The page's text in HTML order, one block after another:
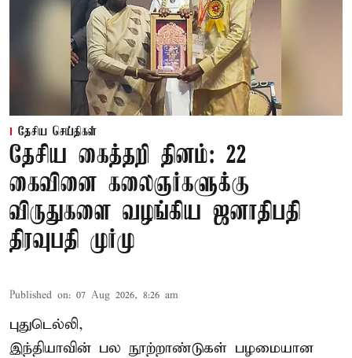
தேசிய செய்திகள்
தேசிய கைத்தறி தினம்: 22
கைவினை கலைஞர்களுக்கு
விருதுகளை வழங்கிய ஜனாதிபதி
திரவுபதி முர்மு
Published on: 07 Aug 2026, 8:26 am
புதுடெல்லி,
இந்தியாவின் பல நூற்றாண்டுகள் பழமையான